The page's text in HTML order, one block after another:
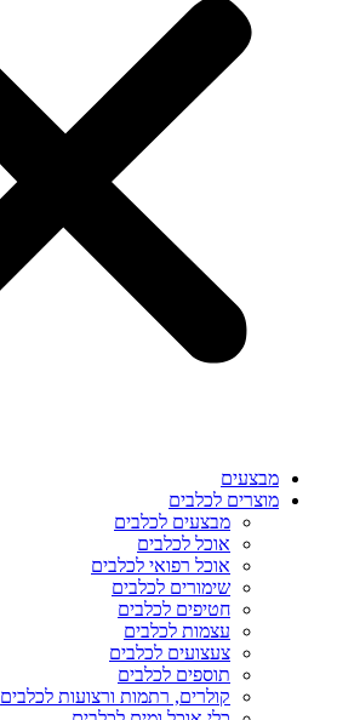
מבצעים
מוצרים לכלבים
מבצעים לכלבים
אוכל לכלבים
אוכל רפואי לכלבים
שימורים לכלבים
חטיפים לכלבים
עצמות לכלבים
צעצועים לכלבים
תוספים לכלבים
קולרים, רתמות ורצועות לכלבים